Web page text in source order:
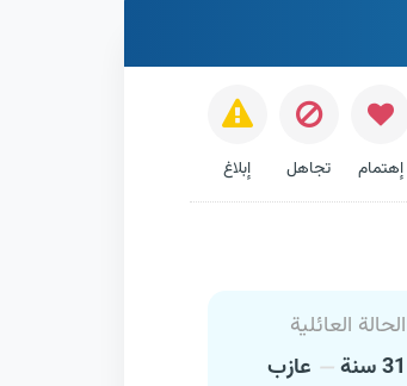
إهتمام تجاهل إبلاغ
الحالة العائلية
31 سنة
عازب